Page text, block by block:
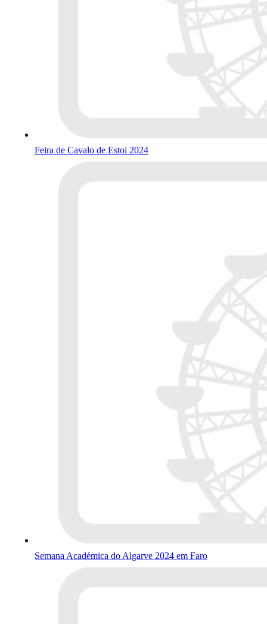
Feira de Cavalo de Estoi 2024
Semana Académica do Algarve 2024 em Faro